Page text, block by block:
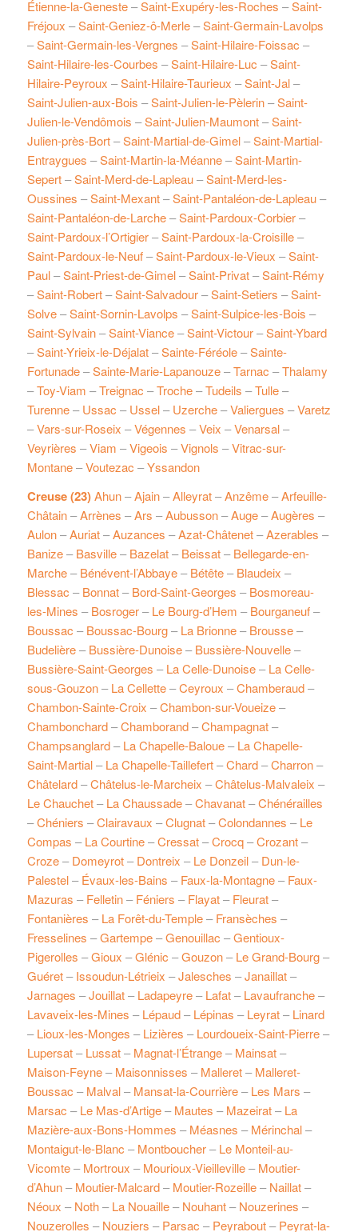
Étienne-la-Geneste–Saint-Exupéry-les-Roches –Saint-
Fréjoux –Saint-Geniez-ô-Merle–Saint-Germain-Lavolps
–Saint-Germain-les-Vergnes –Saint-Hilaire-Foissac –
Saint-Hilaire-les-Courbes –Saint-Hilaire-Luc –Saint-
Hilaire-Peyroux –Saint-Hilaire-Taurieux –Saint-Jal–
Saint-Julien-aux-Bois –Saint-Julien-le-Pèlerin–Saint-
Julien-le-Vendômois –Saint-Julien-Maumont–Saint-
Julien-près-Bort–Saint-Martial-de-Gimel–Saint-Martial-
Entraygues –Saint-Martin-la-Méanne–Saint-Martin-
Sepert–Saint-Merd-de-Lapleau–Saint-Merd-les-
Oussines –Saint-Mexant–Saint-Pantaléon-de-Lapleau–
Saint-Pantaléon-de-Larche–Saint-Pardoux-Corbier–
Saint-Pardoux-l’Ortigier–Saint-Pardoux-la-Croisille–
Saint-Pardoux-le-Neuf–Saint-Pardoux-le-Vieux –Saint-
Paul–Saint-Priest-de-Gimel–Saint-Privat–Saint-Rémy
–Saint-Robert–Saint-Salvadour–Saint-Setiers –Saint-
Solve–Saint-Sornin-Lavolps –Saint-Sulpice-les-Bois –
Saint-Sylvain–Saint-Viance–Saint-Victour–Saint-Ybard
–Saint-Yrieix-le-Déjalat–Sainte-Féréole–Sainte-
Fortunade–Sainte-Marie-Lapanouze–Tarnac –Thalamy
–Toy-Viam –Treignac –Troche–Tudeils –Tulle–
Turenne–Ussac –Ussel–Uzerche–Valiergues –Varetz
–Vars-sur-Roseix –Végennes –Veix –Venarsal–
Veyrières –Viam –Vigeois –Vignols –Vitrac-sur-
Montane–Voutezac –Yssandon
Creuse (23)Ahun–Ajain–Alleyrat–Anzême–Arfeuille-
Châtain–Arrènes –Ars –Aubusson–Auge–Augères –
Aulon–Auriat–Auzances –Azat-Châtenet–Azerables –
Banize–Basville–Bazelat–Beissat–Bellegarde-en-
Marche–Bénévent-l’Abbaye–Bétête–Blaudeix –
Blessac –Bonnat–Bord-Saint-Georges –Bosmoreau-
les-Mines –Bosroger–Le Bourg-d’Hem –Bourganeuf–
Boussac –Boussac-Bourg–La Brionne–Brousse–
Budelière–Bussière-Dunoise–Bussière-Nouvelle–
Bussière-Saint-Georges –La Celle-Dunoise–La Celle-
sous-Gouzon–La Cellette–Ceyroux –Chamberaud–
Chambon-Sainte-Croix –Chambon-sur-Voueize–
Chambonchard–Chamborand–Champagnat–
Champsanglard–La Chapelle-Baloue–La Chapelle-
Saint-Martial–La Chapelle-Taillefert–Chard–Charron–
Châtelard–Châtelus-le-Marcheix –Châtelus-Malvaleix –
Le Chauchet–La Chaussade–Chavanat–Chénérailles
–Chéniers –Clairavaux –Clugnat–Colondannes –Le
Compas –La Courtine–Cressat–Crocq–Crozant–
Croze–Domeyrot–Dontreix –Le Donzeil–Dun-le-
Palestel–Évaux-les-Bains –Faux-la-Montagne–Faux-
Mazuras –Felletin–Féniers –Flayat–Fleurat–
Fontanières –La Forêt-du-Temple–Fransèches –
Fresselines –Gartempe–Genouillac –Gentioux-
Pigerolles –Gioux –Glénic –Gouzon–Le Grand-Bourg–
Guéret–Issoudun-Létrieix –Jalesches –Janaillat–
Jarnages –Jouillat–Ladapeyre–Lafat–Lavaufranche–
Lavaveix-les-Mines –Lépaud–Lépinas –Leyrat–Linard
–Lioux-les-Monges –Lizières –Lourdoueix-Saint-Pierre–
Lupersat–Lussat–Magnat-l’Étrange–Mainsat–
Maison-Feyne–Maisonnisses –Malleret–Malleret-
Boussac –Malval–Mansat-la-Courrière–Les Mars –
Marsac –Le Mas-d’Artige–Mautes –Mazeirat–La
Mazière-aux-Bons-Hommes –Méasnes –Mérinchal–
Montaigut-le-Blanc –Montboucher–Le Monteil-au-
Vicomte–Mortroux –Mourioux-Vieilleville–Moutier-
d’Ahun–Moutier-Malcard–Moutier-Rozeille–Naillat–
Néoux –Noth–La Nouaille–Nouhant–Nouzerines –
Nouzerolles –Nouziers –Parsac –Peyrabout–Peyrat-la-